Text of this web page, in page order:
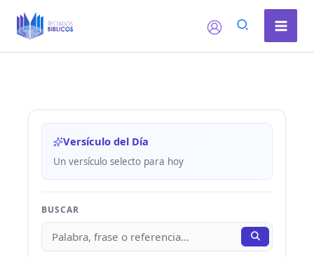
Versículo del Día
Un versículo selecto para hoy
BUSCAR